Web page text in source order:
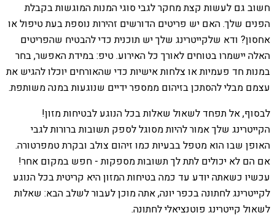
חשוב גם לעשות קצת מחקר לגבי סוגי המנות המוגשות בקבלת
הפנים שלך. האם יש פריטים הדורשים זהירות נוספת בעת טיפול או
אחסון? ודא שלקייטרינג שלך יש תוכנית כדי להבטיח שהפריטים
האלה יישמרו בטוחים לאורך כל האירוע. טיפ: במידת האפשר, בחר
במנות חד פעמיות או צלחות אישיות כדי שהאורחים יוכלו להגיש את
עצמם מבלי להסתכן בזיהום ממספר ידיים שנוגעות במנה משותפת.
לבסוף, אל תפחד לשאול שאלות בכל הנוגע לבטיחות מזון!
הקייטרינג שלך אמור להיות מסוגל לספק תשובות ברורות לגבי
האופן שבו הוא מטפל בבעיות כמו זיהום צולב ובקרת טמפרטורה.
אם הם לא יכולים לתת לך תשובות מספקות - חפש במקום אחר!
עכשיו כשאתה יודע עד כמה בטיחות המזון היא קריטית בכל הנוגע
לקייטרינג לחתונה בכפר יונה, אתה מוכן לעבור לשלב הבא: שאלות
לשאול קייטרינג פוטנציאלי לחתונה.